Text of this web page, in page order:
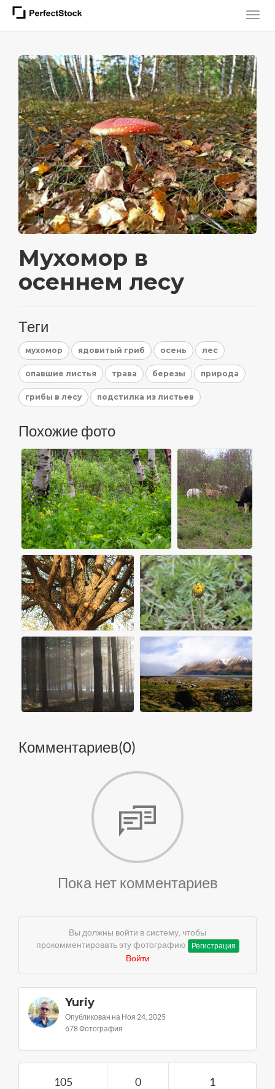
Мухомор в
осеннем лесу
Теги
мухомор ядовитый гриб осень лес
опавшие листья трава березы природа
грибы в лесу подстилка из листьев
Похожие фото
Комментариев(0)
Пока нет комментариев
Вы должны войти в систему, чтобы
прокомментировать эту фотографию
Регистрация
Войти
Yuriy
Опубликован на Ноя 24, 2025
678 Фотография
105 0 1